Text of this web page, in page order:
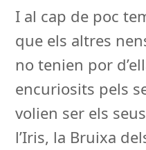
I al cap de poc
que els altres
no tenien por
encuriosits pels
volien ser els
l’Iris, la Bruixa